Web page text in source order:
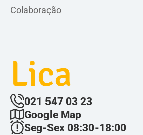
Colaboração
Lica
021 547 03 23
Google Map
Seg-Sex 08:30-18:00